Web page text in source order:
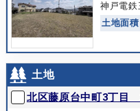
神戸電鉄
土地面積
土地
北区藤原台中町3丁目